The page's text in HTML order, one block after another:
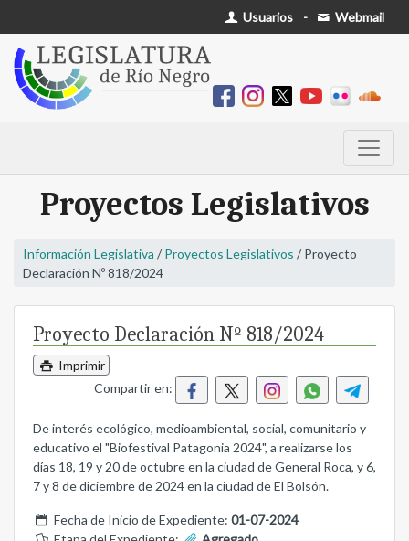
Usuarios - Webmail
Proyectos Legislativos
Información Legislativa / Proyectos Legislativos / Proyecto
Declaración Nº 818/2024
Proyecto Declaración Nº 818/2024
Imprimir
Compartir en:
De interés ecológico, medioambiental, social, comunitario y
educativo el "Biofestival Patagonia 2024", a realizarse los
días 18, 19 y 20 de octubre en la ciudad de General Roca, y 6,
7 y 8 de diciembre de 2024 en la ciudad de El Bolsón.
Fecha de Inicio de Expediente: 01-07-2024